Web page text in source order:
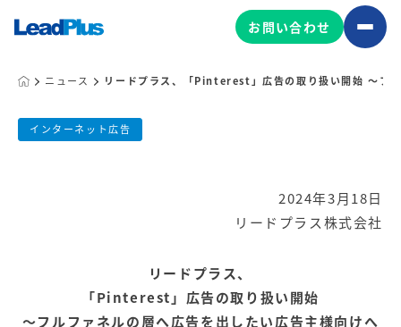
広告プロモーション
マーケティング基盤
サイトアクセス解析ダッシュ
ボード
HubSpot導入・運用
お問い合わせ
ニュース リードプラス、「Pinterest」広告の取り扱い開始 ～フ
リードプラス、「Pinterest」広告の取
インターネット広告
2024年3月18日
リードプラス株式会社
リードプラス、
「Pinterest」広告の取り扱い開始
～フルファネルの層へ広告を出したい広告主様向けへ